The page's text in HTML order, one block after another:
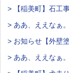
> 【稲美町】石工
> ああ、ええなぁ
> お知らせ【外壁塗
> ああ、ええなぁ